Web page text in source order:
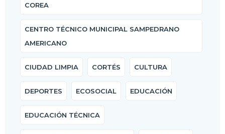
COREA
CENTRO TÉCNICO MUNICIPAL SAMPEDRANO
AMERICANO
CIUDAD LIMPIA CORTÉS CULTURA
DEPORTES ECOSOCIAL EDUCACIÓN
EDUCACIÓN TÉCNICA